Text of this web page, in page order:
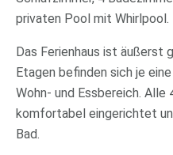
privaten Pool mit Whirlpool.
Das Ferienhaus ist
Etagen befinden sich je
Wohn- und Essbereich.
komfortabel eingerichtet
Bad.